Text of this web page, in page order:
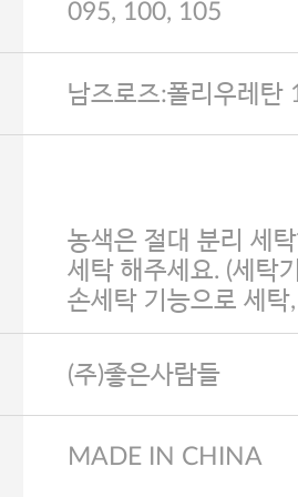
095, 100, 105
남즈로즈:폴리우레탄
농색은 절대 분리 세
세탁 해주세요. (세탁
손세탁 기능으로 세탁
(주)좋은사람들
MADE IN CHINA